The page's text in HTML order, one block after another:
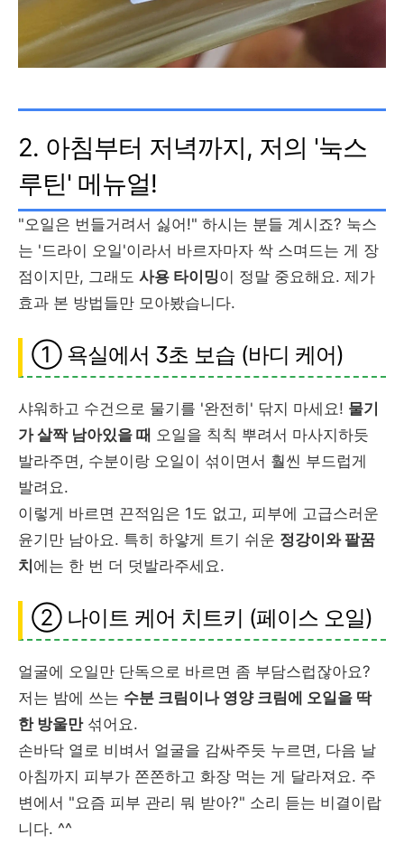
2. 아침부터 저녁까지, 저의 '눅스
루틴' 메뉴얼!
"오일은 번들거려서 싫어!" 하시는 분들 계시죠? 눅스
는 '드라이 오일'이라서 바르자마자 싹 스며드는 게 장
점이지만, 그래도 사용 타이밍이 정말 중요해요. 제가
효과 본 방법들만 모아봤습니다.
① 욕실에서 3초 보습 (바디 케어)
샤워하고 수건으로 물기를 '완전히' 닦지 마세요! 물기
가 살짝 남아있을 때 오일을 칙칙 뿌려서 마사지하듯
발라주면, 수분이랑 오일이 섞이면서 훨씬 부드럽게
발려요.
이렇게 바르면 끈적임은 1도 없고, 피부에 고급스러운
윤기만 남아요. 특히 하얗게 트기 쉬운 정강이와 팔꿈
치 에는 한 번 더 덧발라주세요.
② 나이트 케어 치트키 (페이스 오일)
얼굴에 오일만 단독으로 바르면 좀 부담스럽잖아요?
저는 밤에 쓰는 수분 크림이나 영양 크림에 오일을 딱
한 방울만섞어요.
손바닥 열로 비벼서 얼굴을 감싸주듯 누르면, 다음 날
아침까지 피부가 쫀쫀하고 화장 먹는 게 달라져요. 주
변에서 "요즘 피부 관리 뭐 받아?" 소리 듣는 비결이랍
니다. ^^